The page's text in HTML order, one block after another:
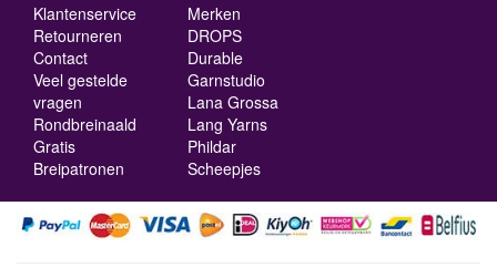
Klantenservice
Retourneren
Contact
Veel gestelde
vragen
Rondbreinaald
Gratis
Breipatronen
Merken
DROPS
Durable
Garnstudio
Lana Grossa
Lang Yarns
Phildar
Scheepjes